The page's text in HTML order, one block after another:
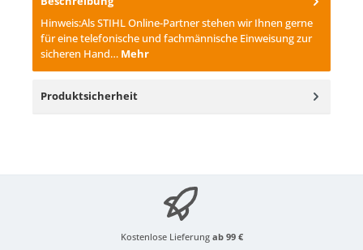
Hinweis:Als STIHL Online-Partner stehen wir Ihnen gerne
für eine telefonische und fachmännische Einweisung zur
sicheren Hand… Mehr
Produktsicherheit
Kostenlose Lieferung ab 99 €